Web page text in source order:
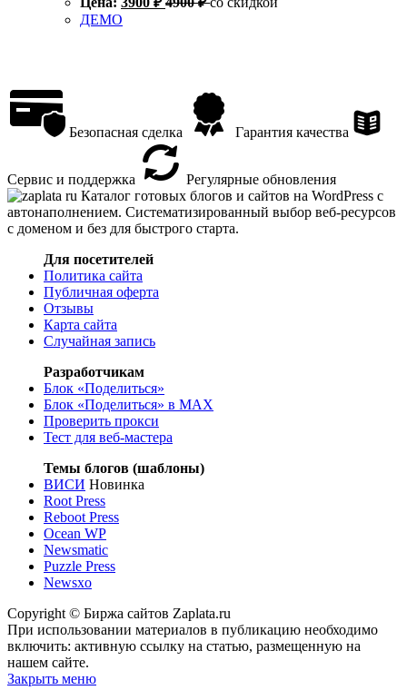
ДЕМО
Безопасная сделка Гарантия качества
Сервис и поддержка
Регулярные обновления
Каталог готовых блогов и сайтов на WordPress с
автонаполнением. Систематизированный выбор веб-ресурсов
с доменом и без для быстрого старта.
Для посетителей
Политика сайта
Публичная оферта
Отзывы
Карта сайта
Случайная запись
Разработчикам
Блок «Поделиться»
Блок «Поделиться» в MAX
Проверить прокси
Тест для веб-мастера
Темы блогов (шаблоны)
ВИСИ Новинка
Root Press
Reboot Press
Ocean WP
Newsmatic
Puzzle Press
Newsxo
Copyright © Биржа сайтов Zaplata.ru
При использовании материалов в публикацию необходимо
включить: активную ссылку на статью, размещенную на
нашем сайте.
Закрыть меню